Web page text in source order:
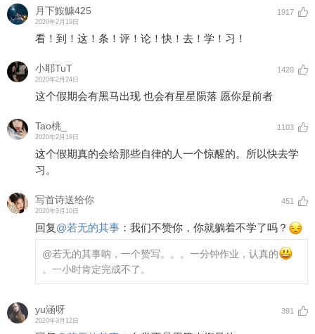
月下鮟鱇425
2020年2月19日
1917
看！到！这！条！评！论！快！去！学！习！
小耶TuT
2020年2月24日
1420
这个假期会有黑马出现 也会有星星陨落 愿你是前者
Tao桃_
2020年2月19日
1103
这个假期真的会给那些自律的人一个惊醒的。所以快去学
习。
写首诗送给你
2020年3月10日
451
回复@若无的其事 ： 我们不赞你，你就躺着不学了吗？
@若无的其事呐，一个赞写。。。一分钟作业，认真的
。一小时肯定完成不了。
yu涵呀
2020年3月12日
391